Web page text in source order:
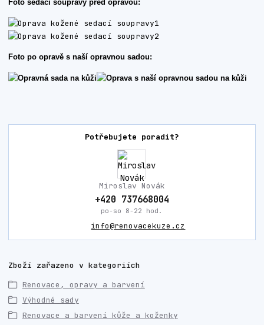
Foto sedací soupravy před opravou:
Foto po opravě s naší opravnou sadou:
Potřebujete poradit?
Miroslav Novák
+420 737668004
po-so 8-22 hod.
info@renovacekuze.cz
Zboží zařazeno v kategoriích
Renovace, opravy a barvení
Výhodné sady
Renovace a barvení kůže a koženky